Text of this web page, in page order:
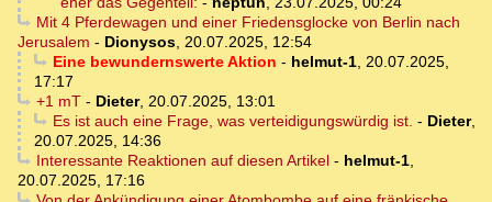
Mit 4 Pferdewagen und einer Friedensglocke von Berlin nach
Jerusalem - Dionysos, 20.07.2025, 12:54
Eine bewundernswerte Aktion - helmut-1, 20.07.2025,
17:17
+1 mT- Dieter, 20.07.2025, 13:01
Es ist auch eine Frage, was verteidigungswürdig ist. - Dieter,
20.07.2025, 14:36
Interessante Reaktionen auf diesen Artikel- helmut-1,
20.07.2025, 17:16